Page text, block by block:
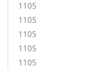
1105
1105
1105
1105
1105